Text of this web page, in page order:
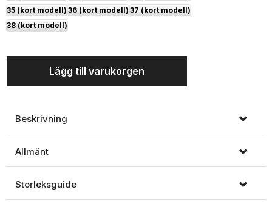
35 (kort modell) 36 (kort modell) 37 (kort modell)
38 (kort modell)
Lägg till varukorgen
Beskrivning
Allmänt
Storleksguide